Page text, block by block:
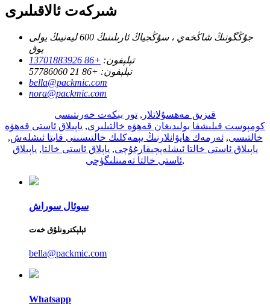
شىركەت ئالاقىلىرى
جۇڭگونىڭ شاڭخەي ، سۇڭجياڭ ئارىلىنىڭ 600 ليەنيىڭ يولى
يوق
تېلېفون: +86 13701883926
تېلېفون: +86 21 57786060
bella@packmic.com
nora@packmic.com
قىزىق مەھسۇلاتلار , تور بېكەت خەرىتىسى
كومپوست قىلىشقا بولىدىغان قەھۋە خالتىلىرى, ياپىلاق ئاستى قەھۋە
خالتىسى,ئەرمەك ھايۋانلارنىڭ يېمەكلىك خالتىسىنى قايتا ئىشلەش,
ياپىلاق ئاستى خالتا ئىشلەپچىقارغۇچى, ياپلاق ئاستى خالتا, ياپىلاق
ئاستى خالتا تەمىنلىگۈچى,
سوئال سوراش
ئېلېكترونلۇق خەت
bella@packmic.com
Whatsapp